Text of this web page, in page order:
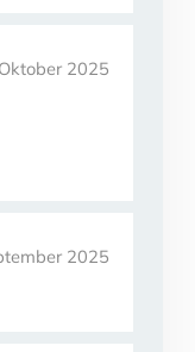
2025
2025